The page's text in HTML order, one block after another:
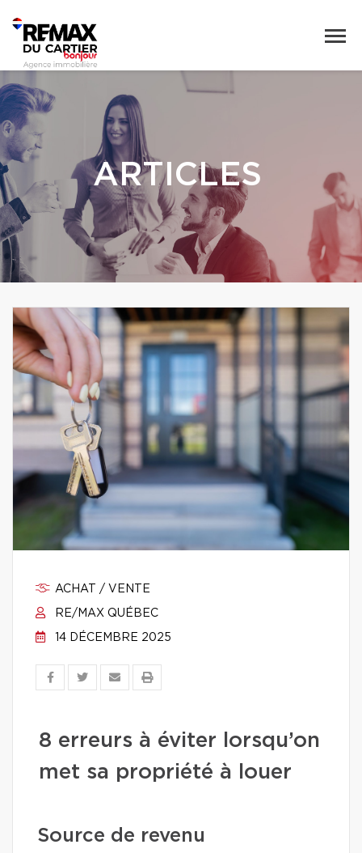
ARTICLES
ACHAT / VENTE
RE/MAX QUÉBEC
14 DÉCEMBRE 2025
8 erreurs à éviter lorsqu’on
met sa propriété à louer
Source de revenu